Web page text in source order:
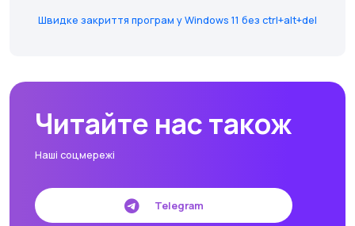
Швидке закриття програм у Windows 11 без ctrl+alt+del
Читайте нас також
Наші соцмережі
Telegram